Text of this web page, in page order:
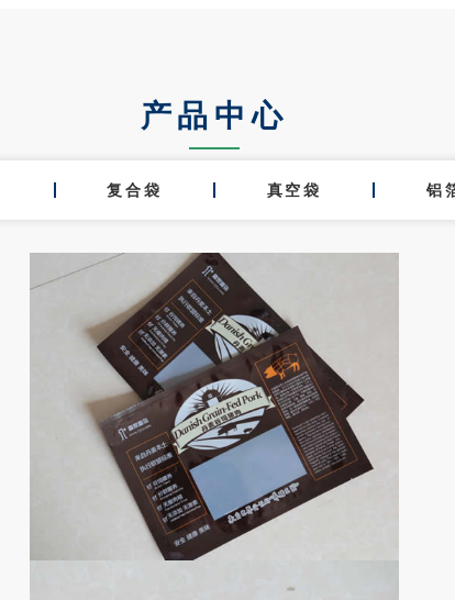
产品中心
复合袋 真空袋 铝